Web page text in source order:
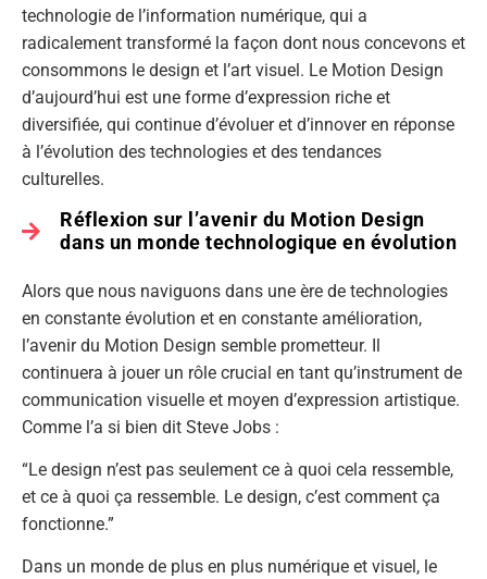
technologie de l’information numérique, qui a
radicalement transformé la façon dont nous concevons et
consommons le design et l’art visuel. Le Motion Design
d’aujourd’hui est une forme d’expression riche et
diversifiée, qui continue d’évoluer et d’innover en réponse
à l’évolution des technologies et des tendances
culturelles.
Réflexion sur l’avenir du Motion Design
dans un monde technologique en évolution
Alors que nous naviguons dans une ère de technologies
en constante évolution et en constante amélioration,
l’avenir du Motion Design semble prometteur. Il
continuera à jouer un rôle crucial en tant qu’instrument de
communication visuelle et moyen d’expression artistique.
Comme l’a si bien dit Steve Jobs :
“Le design n’est pas seulement ce à quoi cela ressemble,
et ce à quoi ça ressemble. Le design, c’est comment ça
fonctionne.”
Dans un monde de plus en plus numérique et visuel, le